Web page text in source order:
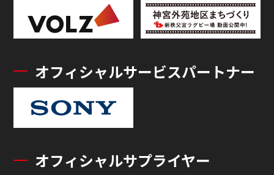
オフィシャルサービスパートナー
オフィシャルサプライヤー